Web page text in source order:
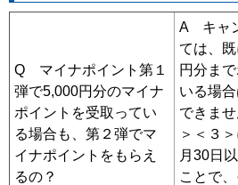
Q マイナポイント第１
弾で5,000円分のマイナ
ポイントを受取ってい
る場合も、第２弾でマ
イナポイントをもらえ
るの？
A キャ
ては、
円分ま
いる場
できま
＞＜３
月30日
ことで